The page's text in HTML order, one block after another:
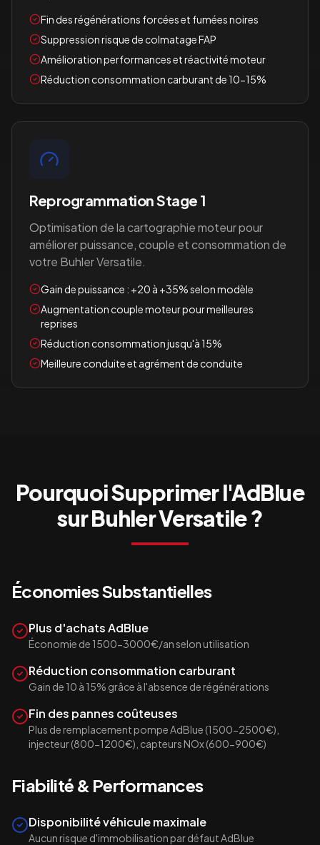
Fin des régénérations forcées et fumées noires
Suppression risque de colmatage FAP
Amélioration performances et réactivité moteur
Réduction consommation carburant de 10-15%
Reprogrammation Stage 1
Optimisation de la cartographie moteur pour
améliorer puissance, couple et consommation de
votre Buhler Versatile.
Gain de puissance : +20 à +35% selon modèle
Augmentation couple moteur pour meilleures
reprises
Réduction consommation jusqu'à 15%
Meilleure conduite et agrément de conduite
Pourquoi Supprimer l'AdBlue
surBuhler Versatile?
Économies Substantielles
Plus d'achats AdBlue
Économie de 1500-3000€/an selon utilisation
Réduction consommation carburant
Gain de 10 à 15% grâce à l'absence de régénérations
Fin des pannes coûteuses
Plus de remplacement pompe AdBlue (1500-2500€),
injecteur (800-1200€), capteurs NOx (600-900€)
Fiabilité & Performances
Disponibilité véhicule maximale
Aucun risque d'immobilisation par défaut AdBlue